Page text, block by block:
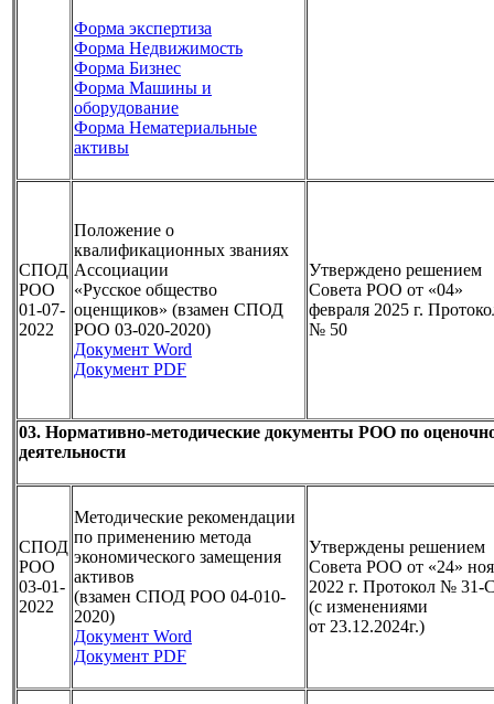
Форма экспертиза
Форма Недвижимость
Форма Бизнес
Форма Машины и
оборудование
Форма Нематериальные
активы
СПОД
РОО
01-07-
2022
Положение о
квалификационных званиях
Ассоциации
«Русское общество
оценщиков» (взамен СПОД
РОО 03-020-2020)
Документ Word
Документ PDF
Утверждено решением
Совета РОО от «04»
февраля 2025 г.
№ 50
03. Нормативно-методические документы РОО по
деятельности
СПОД
РОО
03-01-
2022
Методические рекомендации
по применению метода
экономического замещения
активов
(взамен СПОД РОО 04-010-
2020)
Документ Word
Документ PDF
Утверждены решением
Совета РОО от «24»
2022 г. Протокол № 31-
(с изменениями
от 23.12.2024г.)